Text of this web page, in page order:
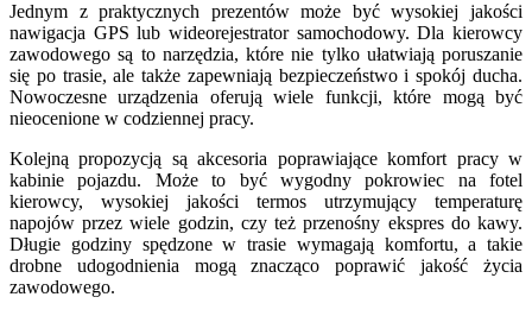
Jednym z praktycznych prezentów może być wysokiej jakości
nawigacja GPS lub wideorejestrator samochodowy. Dla kierowcy
zawodowego są to narzędzia, które nie tylko ułatwiają poruszanie
się po trasie, ale także zapewniają bezpieczeństwo i spokój ducha.
Nowoczesne urządzenia oferują wiele funkcji, które mogą być
nieocenione w codziennej pracy.
Kolejną propozycją są akcesoria poprawiające komfort pracy w
kabinie pojazdu. Może to być wygodny pokrowiec na fotel
kierowcy, wysokiej jakości termos utrzymujący temperaturę
napojów przez wiele godzin, czy też przenośny ekspres do kawy.
Długie godziny spędzone w trasie wymagają komfortu, a takie
drobne udogodnienia mogą znacząco poprawić jakość życia
zawodowego.